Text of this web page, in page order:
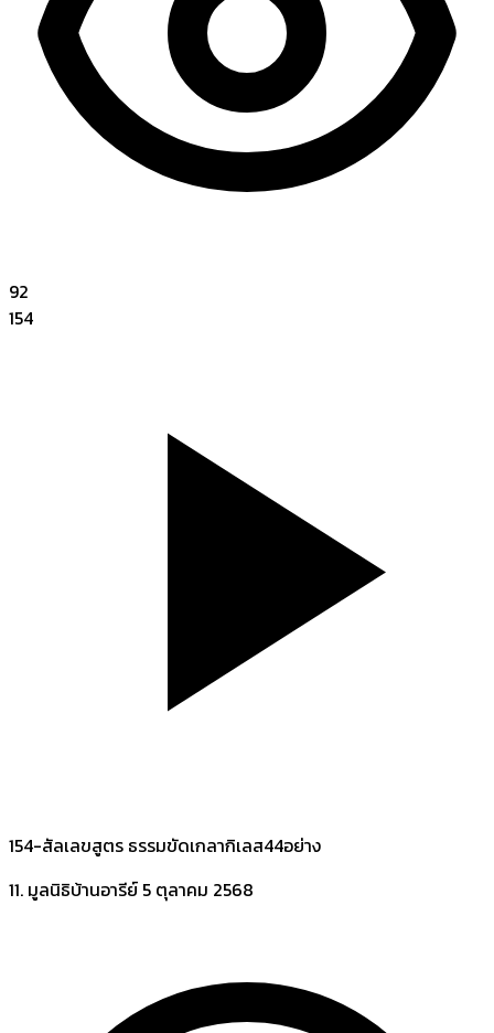
92
154
154-สัลเลขสูตร ธรรมขัดเกลากิเลส44อย่าง
11. มูลนิธิบ้านอารีย์ 5 ตุลาคม 2568